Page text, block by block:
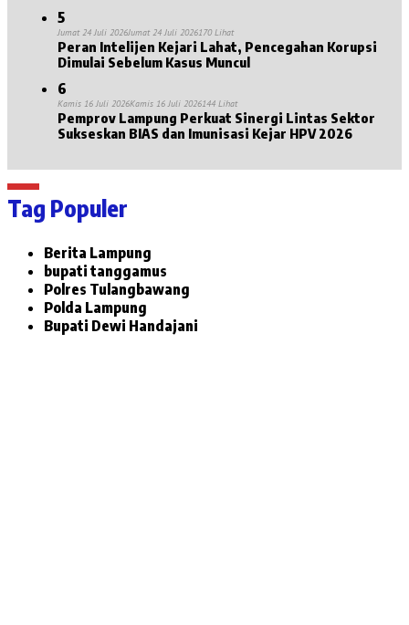
5
Jumat 24 Juli 2026Jumat 24 Juli 2026170 Lihat
Peran Intelijen Kejari Lahat, Pencegahan Korupsi
Dimulai Sebelum Kasus Muncul
6
Kamis 16 Juli 2026Kamis 16 Juli 2026144 Lihat
Pemprov Lampung Perkuat Sinergi Lintas Sektor
Sukseskan BIAS dan Imunisasi Kejar HPV 2026
Tag Populer
Berita Lampung
bupati tanggamus
Polres Tulangbawang
Polda Lampung
Bupati Dewi Handajani